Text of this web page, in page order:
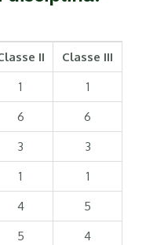
II
Classe III
1
1
6
6
3
3
1
1
4
5
5
4